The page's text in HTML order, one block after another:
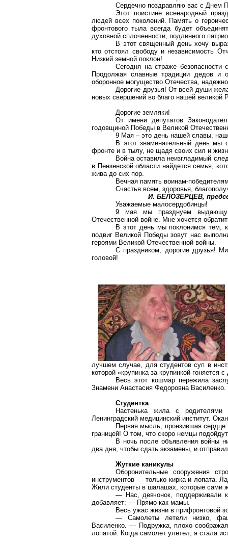
Сердечно поздравляю вас с Днем
Этот поистине всенародный
людей всех поколений. Память о
фронтового тыла всегда будет
духовной сплоченности, подлинного
В этот священный день хочу
кто отстоял свободу и независимость
Низкий земной поклон!
Сегодня на страже безопасности
Продолжая славные традиции дедов и
оборонное могущество Отечества,
Дорогие друзья! От всей души
новых свершений во благо нашей великой
Дорогие земляки!
От имени депутатов
годовщиной Победы в Великой
9 Мая – это день нашей славы,
В этот знаменательный день мы
фронте и в тылу, не щадя своих сил и
Война оставила неизгладимый
в Пензенской области найдется семья,
жива до сих пор.
Вечная память воинам-
Счастья всем, здоровья,
И. БЕЛОЗЕРЦЕВ,
Уважаемые малосердобинцы!
9 мая мы празднуем
Отечественной войне. Мне хочется
В этот день мы поклонимся тем,
подвиг Великой Победы зовут нас
героями Великой Отечественной войны.
С праздником, дорогие друзья!
головой!
лучшем случае, для студентов суп в
которой «крупинка за крупинкой гоняется
Весь этот кошмар пережила
Знамени Анастасия Федоровна
Студентка
Настенька жила с
Ленинградский медицинский институт.
Первая мысль, пронзившая
границей! О том, что скоро немцы
В ночь после объявления войны
два дня, чтобы сдать экзамены, и
Жуткие каникулы
Оборонительные сооружения
инструментов — только кирка и лопата.
Жили студенты в шалашах, которые сами
— Нас, девчонок, поддерживали
добавляет: — Прямо как мамы.
Весь ужас жизни в прифронтовой
— Самолеты летели низко,
Василенко. — Подружка, плохо
лопатой. Когда самолет улетел, я стала